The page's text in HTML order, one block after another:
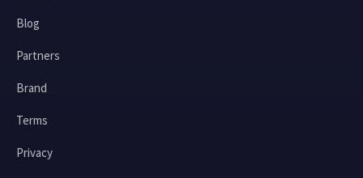
Blog
Partners
Brand
Terms
Privacy